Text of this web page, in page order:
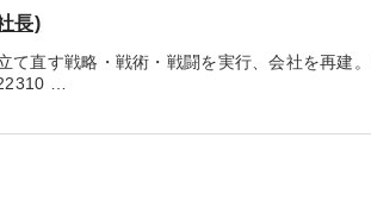
長)
て直す戦略・戦術・戦闘を実行、会社を再建
…